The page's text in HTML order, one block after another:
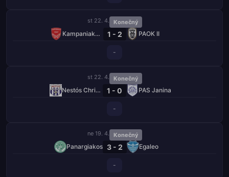
st 22. 4. Konečný
Kampaniakos Chalastra 1 - 2 PAOK II
-
st 22. 4. Konečný
Nestós Chrisoupolis 1 - 0 PAS Janina
-
ne 19. 4. Konečný
Panargiakos 3 - 2 Egaleo
-